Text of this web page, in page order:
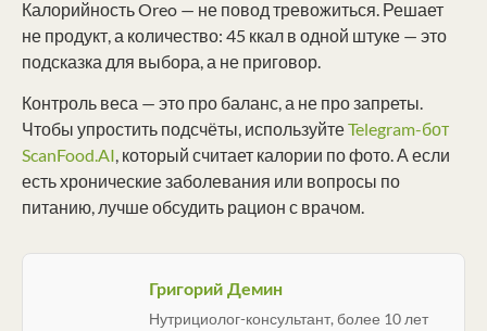
Калорийность Oreo — не повод тревожиться. Решает
не продукт, а количество: 45 ккал в одной штуке — это
подсказка для выбора, а не приговор.
Контроль веса — это про баланс, а не про запреты.
Чтобы упростить подсчёты, используйтеTelegram-бот
ScanFood.AI, который считает калории по фото. А если
есть хронические заболевания или вопросы по
питанию, лучше обсудить рацион с врачом.
Григорий Демин
Нутрициолог-консультант, более 10 лет